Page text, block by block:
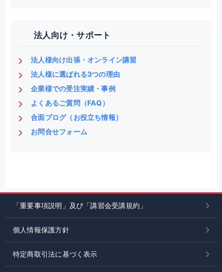
法人向け・サポート
法人様向け出張・オンライン講習
法人様に選ばれる3つの理由
企業様での受注実績・事例
よくあるご質問（FAQ）
合面ブログ（お役立ち情報）
お問合せフォーム
「重要事項説明」及び「講習会受講規約」
個人情報保護方針
特定商取引法に基づく表示